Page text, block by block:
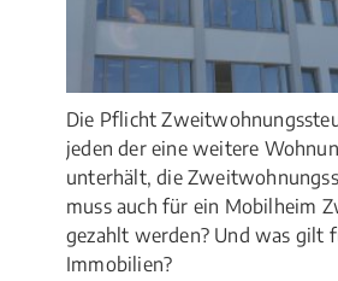
Die Pflicht
jeden der eine weitere
unterhält, die
muss auch für ein Mobilheim
gezahlt werden? Und was gilt
Immobilien?